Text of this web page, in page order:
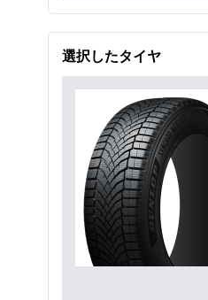
選択したタイヤ